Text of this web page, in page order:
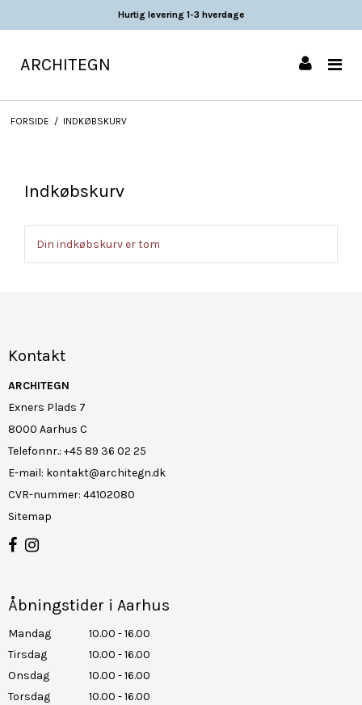
Hurtig levering 1-3 hverdage
ARCHITEGN
FORSIDE / INDKØBSKURV
Indkøbskurv
Din indkøbskurv er tom
Kontakt
ARCHITEGN
Exners Plads 7
8000 Aarhus C
Telefonnr.: +45 89 36 02 25
E-mail: kontakt@architegn.dk
CVR-nummer: 44102080
Sitemap
Åbningstider i Aarhus
Mandag
10.00 - 16.00
Tirsdag
10.00 - 16.00
Onsdag
10.00 - 16.00
Torsdag
10.00 - 16.00